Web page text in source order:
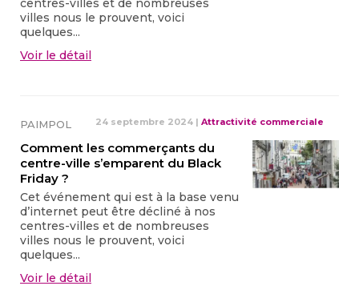
centres-villes et de nombreuses
villes nous le prouvent, voici
quelques...
Voir le détail
PAIMPOL 24 septembre 2024 | Attractivité commerciale
Comment les commerçants du
centre-ville s’emparent du Black
Friday ?
Cet événement qui est à la base venu
d’internet peut être décliné à nos
centres-villes et de nombreuses
villes nous le prouvent, voici
quelques...
Voir le détail